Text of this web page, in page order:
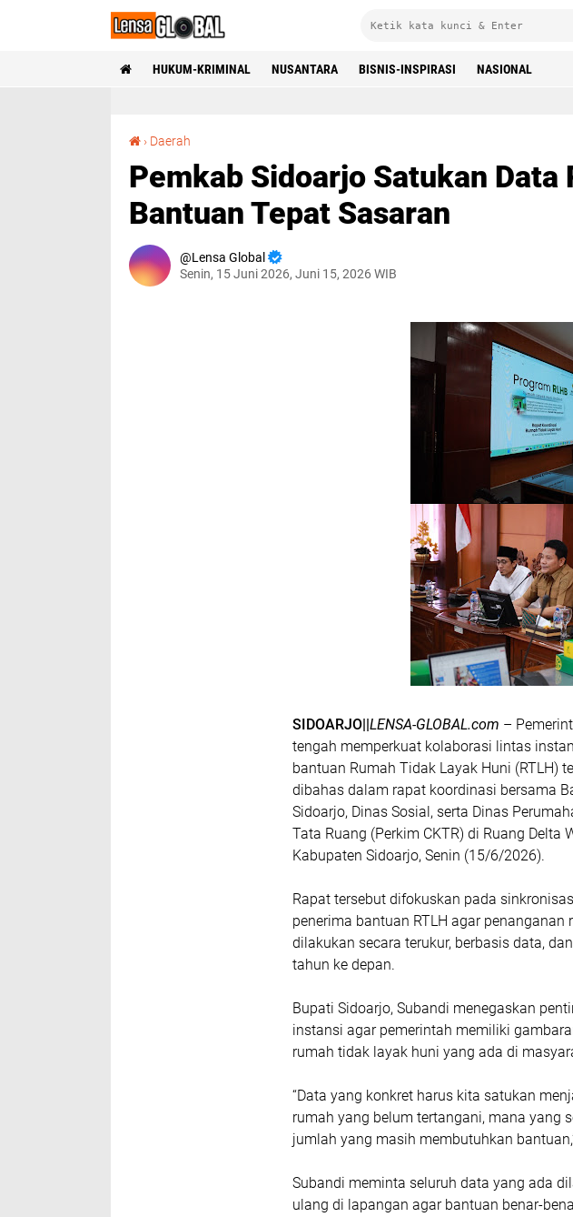
HUKUM-KRIMINAL NUSANTARA BISNIS-INSPIRASI NASIONAL
› Daerah
Pemkab Sidoarjo Satukan Data
Bantuan Tepat Sasaran
Lensa Global
Senin, 15 Juni 2026, Juni 15, 2026 WIB
SIDOARJO||LENSA-GLOBAL.com –
tengah memperkuat kolaborasi lintas
bantuan Rumah Tidak Layak Huni (RTLH)
dibahas dalam rapat koordinasi bersama
Sidoarjo, Dinas Sosial, serta Dinas
Tata Ruang (Perkim CKTR) di Ruang Delta
Kabupaten Sidoarjo, Senin (15/6/2026).
Rapat tersebut difokuskan pada
penerima bantuan RTLH agar
dilakukan secara terukur, berbasis data,
tahun ke depan.
Bupati Sidoarjo, Subandi menegaskan
instansi agar pemerintah memiliki
rumah tidak layak huni yang ada di
“Data yang konkret harus kita satukan
rumah yang belum tertangani, mana yang
jumlah yang masih membutuhkan
Subandi meminta seluruh data yang ada
ulang di lapangan agar bantuan benar-